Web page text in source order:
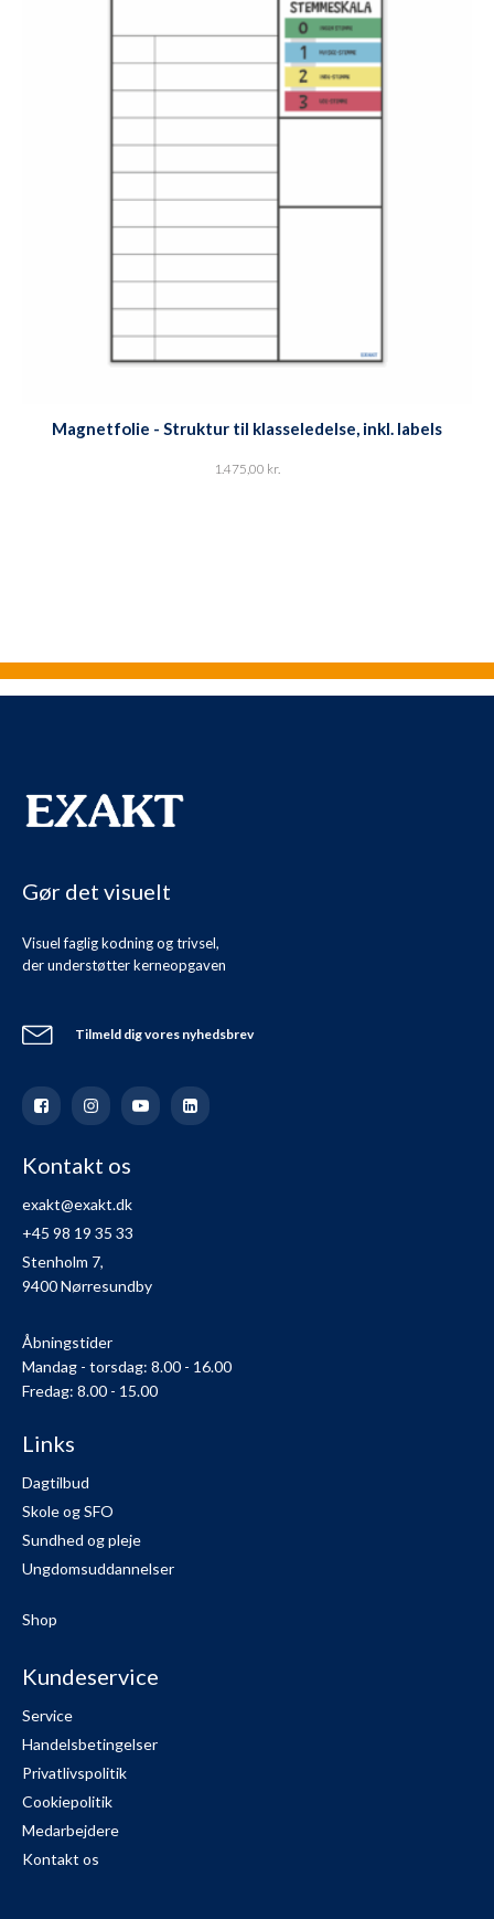
Magnetfolie - Struktur til klasseledelse, inkl. labels
1.475,00 kr.
Gør det visuelt
Visuel faglig kodning og trivsel,
der understøtter kerneopgaven
Tilmeld dig vores nyhedsbrev
Kontakt os
exakt@exakt.dk
+45 98 19 35 33
Stenholm 7,
9400 Nørresundby
Åbningstider
Mandag - torsdag: 8.00 - 16.00
Fredag: 8.00 - 15.00
Links
Dagtilbud
Skole og SFO
Sundhed og pleje
Ungdomsuddannelser
Shop
Kundeservice
Service
Handelsbetingelser
Privatlivspolitik
Cookiepolitik
Medarbejdere
Kontakt os